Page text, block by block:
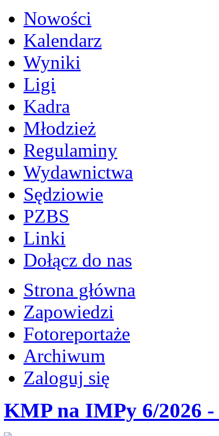
Nowości
Kalendarz
Wyniki
Ligi
Kadra
Młodzież
Regulaminy
Wydawnictwa
Sędziowie
PZBS
Linki
Dołącz do nas
Strona główna
Zapowiedzi
Fotoreportaże
Archiwum
Zaloguj się
KMP na IMPy 6/2026